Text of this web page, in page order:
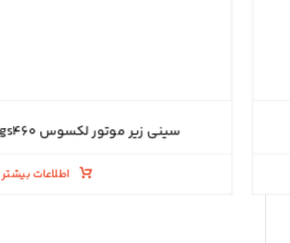
سینی زیر موتور لکسوس gs۴۶۰ ( جی اس ۴۶۰ )
اطلاعات بیشتر